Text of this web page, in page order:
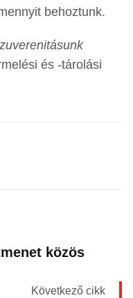
behoztunk.
és -tárolási
közös
Következő cikk